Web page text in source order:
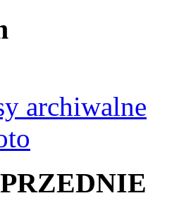
archiwalne